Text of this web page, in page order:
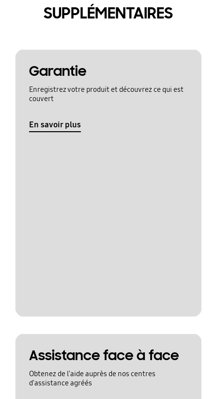
SUPPLÉMENTAIRES
Garantie
Enregistrez votre produit et découvrez ce qui est
couvert
En savoir plus
Assistance face à face
Obtenez de l'aide auprès de nos centres
d'assistance agréés